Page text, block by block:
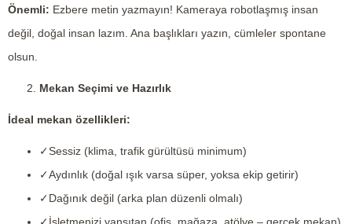
Önemli: Ezbere metin yazmayın! Kameraya robotlaşmış insan
değil, doğal insan lazım. Ana başlıkları yazın, cümleler spontane
olsun.
Mekan Seçimi ve Hazırlık
İdeal mekan özellikleri:
✓Sessiz (klima, trafik gürültüsü minimum)
✓Aydınlık (doğal ışık varsa süper, yoksa ekip getirir)
✓Dağınık değil (arka plan düzenli olmalı)